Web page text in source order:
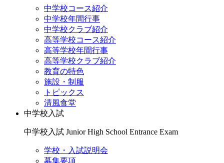
中学校コース紹介
中学校年間行事
中学校クラブ紹介
高等学校コース紹介
高等学校年間行事
高等学校クラブ紹介
教育の特色
施設・制服
トピックス
清風食堂
中学校入試
中学校入試 Junior High School Entrance Exam
学校・入試説明会
募集要項